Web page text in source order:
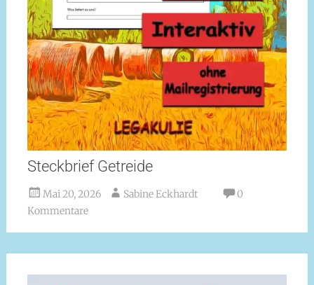
Steckbrief Getreide
Mai 20, 2026 Sabine Eckhardt
0
Kommentare